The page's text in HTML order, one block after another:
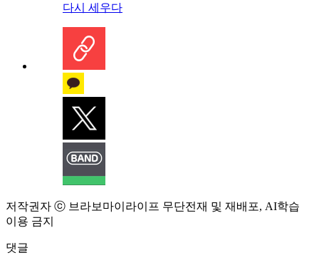
다시 세우다
저작권자 ⓒ 브라보마이라이프 무단전재 및 재배포, AI학습
이용 금지
댓글